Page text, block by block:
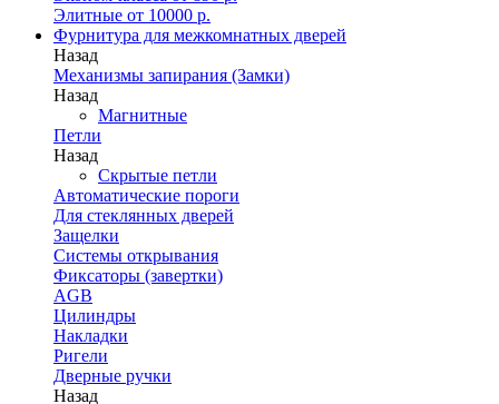
Элитные от 10000 р.
Фурнитура для межкомнатных дверей
Назад
Механизмы запирания (Замки)
Назад
Магнитные
Петли
Назад
Скрытые петли
Автоматические пороги
Для стеклянных дверей
Защелки
Системы открывания
Фиксаторы (завертки)
AGB
Цилиндры
Накладки
Ригели
Дверные ручки
Назад